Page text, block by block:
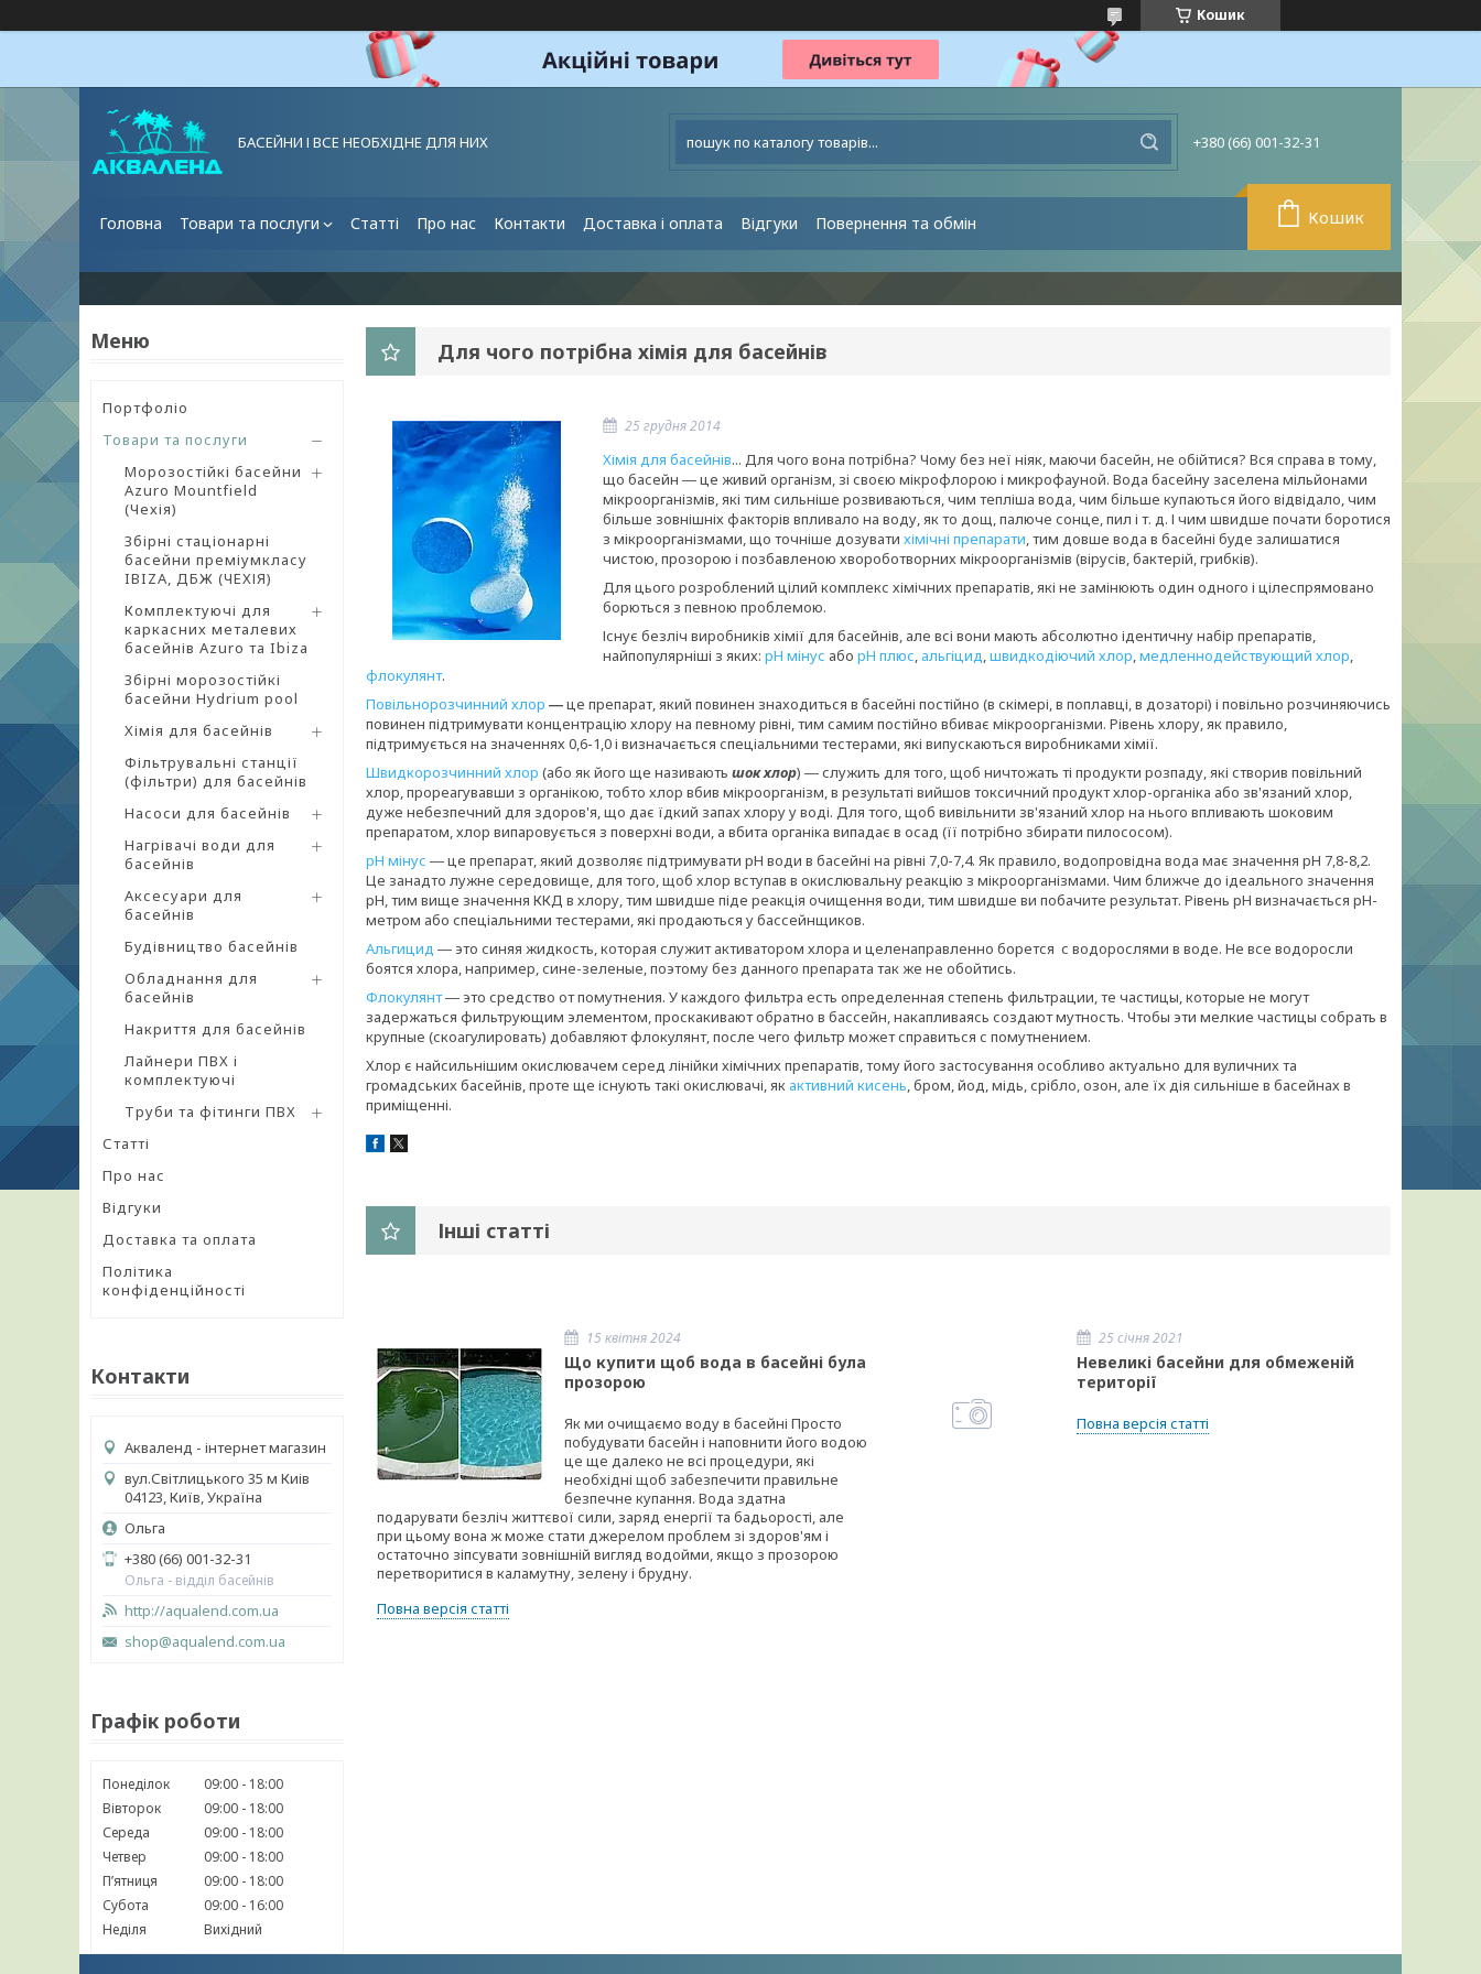
Кошик
БАСЕЙНИ І ВСЕ НЕОБХІДНЕ ДЛЯ НИХ +380 (66) 001-32-31
Головна Товари та послуги Статті Про нас Контакти Доставка і оплата Відгуки Повернення та обмін Кошик
Портфоліо
Товари та послуги
Морозостійкі басейни
Azuro Mountfield
(Чехія)
Збірні стаціонарні
басейни преміумкласу
IBIZA, ДБЖ (ЧЕХІЯ)
Комплектуючі для
каркасних металевих
басейнів Azuro та Ibiza
Збірні морозостійкі
басейни Hydrium pool
Хімія для басейнів
Фільтрувальні станції
(фільтри) для басейнів
Насоси для басейнів
Нагрівачі води для
басейнів
Аксесуари для
басейнів
Будівництво басейнів
Обладнання для
басейнів
Накриття для басейнів
Лайнери ПВХ і
комплектуючі
Труби та фітинги ПВХ
Статті
Про нас
Відгуки
Доставка та оплата
Політика
конфіденційності
Контакти
Акваленд - інтернет магазин
вул.Світлицького 35 м Киів
04123, Київ, Україна
Ольга
+380 (66) 001-32-31
Ольга - відділ басейнів
http://aqualend.com.ua
shop@aqualend.com.ua
Графік роботи
Понеділок 09:00
18:00
Вівторок
09:00
18:00
Середа
09:00
18:00
Четвер
09:00
18:00
Пʼятниця
09:00
18:00
Субота
09:00
16:00
Неділя
Вихідний
Для чого потрібна хімія для басейнів
25 грудня 2014
Хімія для басейнів... Для чого вона потрібна? Чому без неї ніяк, маючи басейн, не обійтися? Вся справа в тому,
що басейн ― це живий організм, зі своєю мікрофлорою і микрофауной. Вода басейну заселена мільйонами
мікроорганізмів, які тим сильніше розвиваються, чим тепліша вода, чим більше купаються його відвідало, чим
більше зовнішніх факторів впливало на воду, як то дощ, палюче сонце, пил і т. д. І чим швидше почати боротися
з мікроорганізмами, що точніше дозувати хімічні препарати, тим довше вода в басейні буде залишатися
чистою, прозорою і позбавленою хвороботворних мікроорганізмів (вірусів, бактерій, грибків).
Для цього розроблений цілий комплекс хімічних препаратів, які не замінюють один одного і цілеспрямовано
борються з певною проблемою.
Існує безліч виробників хімії для басейнів, але всі вони мають абсолютно ідентичну набір препаратів,
найпопулярніші з яких: рН мінус або рН плюс, альгіцид,швидкодіючий хлор,медленнодействующий хлор,
флокулянт.
Повільнорозчинний хлор ―це препарат, який повинен знаходиться в басейні постійно (в скімері, в поплавці, в дозаторі) і повільно розчиняючись
повинен підтримувати концентрацію хлору на певному рівні, тим самим постійно вбиває мікроорганізми. Рівень хлору, як правило,
підтримується на значеннях 0,6-1,0 і визначається спеціальними тестерами, які випускаються виробниками хімії.
Швидкорозчинний хлор (або як його ще називають шок хлор) ― служить для того, щоб ничтожать ті продукти розпаду, які створив повільний
хлор, прореагувавши з органікою, тобто хлор вбив мікроорганізм, в результаті вийшов токсичний продукт хлор-органіка або зв'язаний хлор,
дуже небезпечний для здоров'я, що дає їдкий запах хлору у воді. Для того, щоб вивільнити зв'язаний хлор на нього впливають шоковим
препаратом, хлор випаровується з поверхні води, а вбита органіка випадає в осад (її потрібно збирати пилососом).
рН мінус ― це препарат, який дозволяє підтримувати рН води в басейні на рівні 7,0-7,4. Як правило, водопровідна вода має значення рН 7,8-8,2.
Це занадто лужне середовище, для того, щоб хлор вступав в окислювальну реакцію з мікроорганізмами. Чим ближче до ідеального значення
рН, тим вище значення ККД в хлору, тим швидше піде реакція очищення води, тим швидше ви побачите результат. Рівень рН визначається рН-
метром або спеціальними тестерами, які продаються у бассейнщиков.
Альгицид ― это синяя жидкость, которая служит активатором хлора и целенаправленно борется с водорослями в воде. Не все водоросли
боятся хлора, например, сине-зеленые, поэтому без данного препарата так же не обойтись.
Флокулянт― это средство от помутнения. У каждого фильтра есть определенная степень фильтрации, те частицы, которые не могут
задержаться фильтрующим элементом, проскакивают обратно в бассейн, накапливаясь создают мутность. Чтобы эти мелкие частицы собрать в
крупные (скоагулировать) добавляют флокулянт, после чего фильтр может справиться с помутнением.
Хлор є найсильнішим окислювачем серед лінійки хімічних препаратів, тому його застосування особливо актуально для вуличних та
громадських басейнів, проте ще існують такі окислювачі, як активний кисень, бром, йод, мідь, срібло, озон, але їх дія сильніше в басейнах в
приміщенні.
Інші статті
15 квітня 2024
Що купити щоб вода в басейні була
прозорою
Як ми очищаємо воду в басейні Просто
побудувати басейн і наповнити його водою
це ще далеко не всі процедури, які
необхідні щоб забезпечити правильне
безпечне купання. Вода здатна
подарувати безліч життєвої сили, заряд енергії та бадьорості, але
при цьому вона ж може стати джерелом проблем зі здоров'ям і
остаточно зіпсувати зовнішній вигляд водойми, якщо з прозорою
перетворитися в каламутну, зелену і брудну.
Повна версія статті
25 січня 2021
Невеликі басейни для обмеженій
території
Повна версія статті